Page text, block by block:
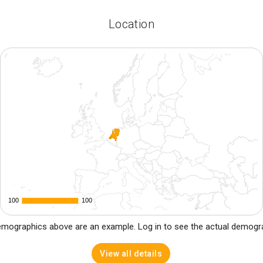
Location
100
100 100
100
above are an example. Log in to see the actual
View all details